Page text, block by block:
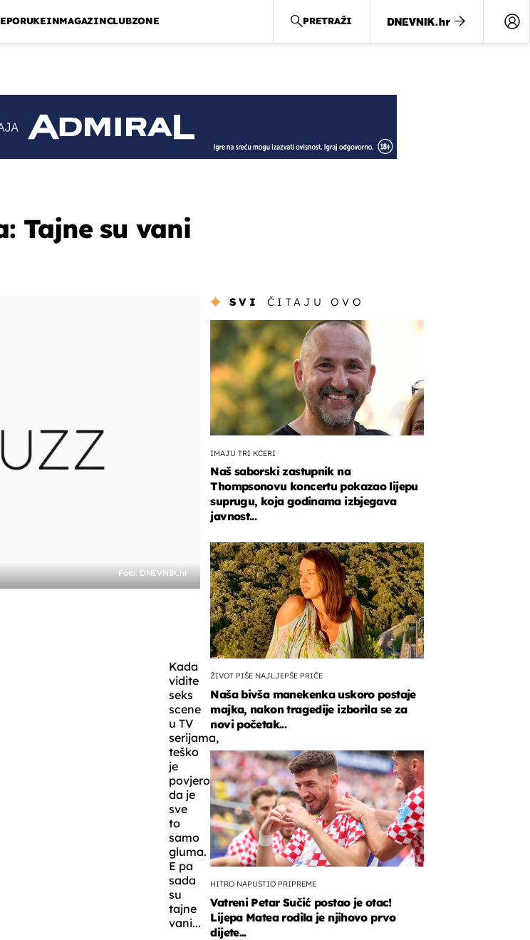
INMAGAZINCLUBZONE PRETRAŽI
Tajne su vani
Foto: DNEVNIK.hr
Kada
vidite
seks
scene
u TV
serijama,
teško
je
povjerovati
da je
sve
to
samo
gluma.
E pa
sada
su
tajne
vani...
SVI ČITAJU OVO
IMAJU TRI KĆERI
Naš saborski zastupnik na
Thompsonovu koncertu pokazao lijepu
suprugu, koja godinama izbjegava
javnost...
ŽIVOT PIŠE NAJLJEPŠE PRIČE
Naša bivša manekenka uskoro postaje
majka, nakon tragedije izborila se za
novi početak...
HITRO NAPUSTIO PRIPREME
Vatreni Petar Sučić postao je otac!
Lijepa Matea rodila je njihovo prvo
dijete...